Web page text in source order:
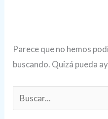
Parece que no hemos
buscando. Quizá pueda
Buscar
por: